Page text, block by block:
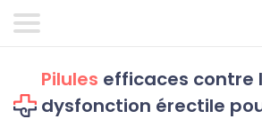
Pilules efficaces contre
dysfonction érectile